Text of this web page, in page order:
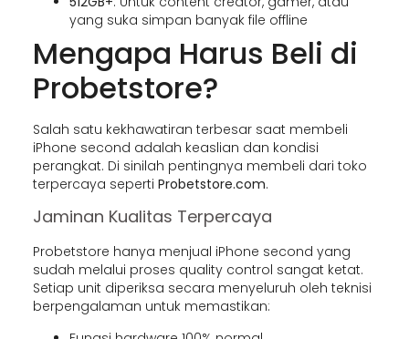
yang suka simpan banyak file offline
Mengapa Harus Beli di
Probetstore?
Salah satu kekhawatiran terbesar saat membeli
iPhone second adalah keaslian dan kondisi
perangkat. Di sinilah pentingnya membeli dari toko
terpercaya seperti Probetstore.com.
Jaminan Kualitas Terpercaya
Probetstore hanya menjual iPhone second yang
sudah melalui proses quality control sangat ketat.
Setiap unit diperiksa secara menyeluruh oleh teknisi
berpengalaman untuk memastikan: